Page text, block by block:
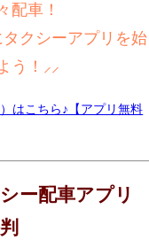
配車！
クシーアプリを始
う！⸝⸝
はこちら♪【アプリ無料
ー配車アプリ